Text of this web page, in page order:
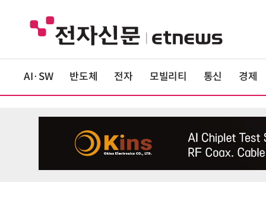
AI·SW 반도체 전자 모빌리티 통신 경제